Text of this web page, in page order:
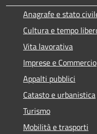
Anagrafe e stato
Cultura e tempo
Vita lavorativa
Imprese e Commercio
Appalti pubblici
Catasto e urbanistica
Turismo
Mobilità e trasporti